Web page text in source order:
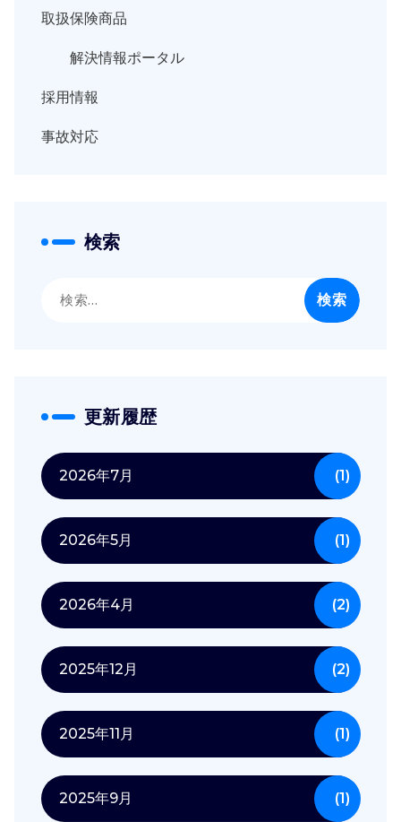
取扱保険商品
解決情報ポータル
採用情報
事故対応
検索
更新履歴
2026年7月 (1)
2026年5月 (1)
2026年4月 (2)
2025年12月 (2)
2025年11月 (1)
2025年9月 (1)